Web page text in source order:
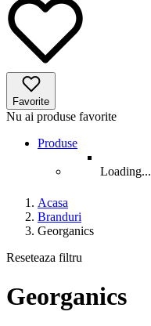
Favorite
Nu ai produse favorite
Produse
Loading...
Acasa
Branduri
Georganics
Reseteaza filtru
Georganics